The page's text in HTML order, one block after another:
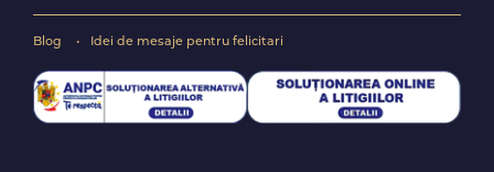
Blog Idei de mesaje pentru felicitari